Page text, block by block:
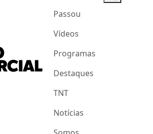
Passou
Vídeos
Programas
Destaques
TNT
Notícias